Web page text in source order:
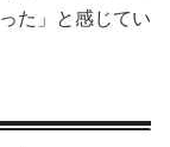
た」と感じてい